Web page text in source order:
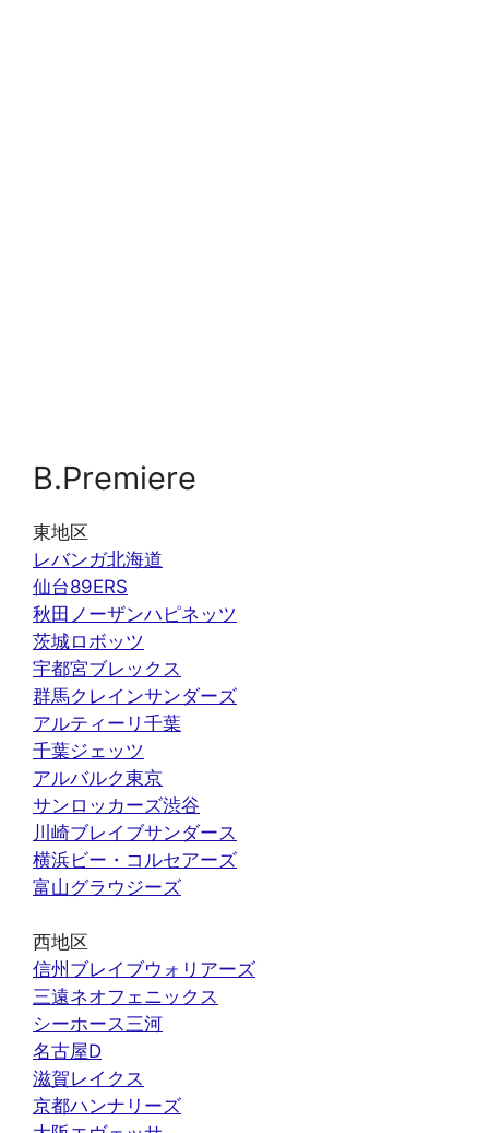
B.Premiere
東地区
レバンガ北海道
仙台89ERS
秋田ノーザンハピネッツ
茨城ロボッツ
宇都宮ブレックス
群馬クレインサンダーズ
アルティーリ千葉
千葉ジェッツ
アルバルク東京
サンロッカーズ渋谷
川崎ブレイブサンダース
横浜ビー・コルセアーズ
富山グラウジーズ
西地区
信州ブレイブウォリアーズ
三遠ネオフェニックス
シーホース三河
名古屋D
滋賀レイクス
京都ハンナリーズ